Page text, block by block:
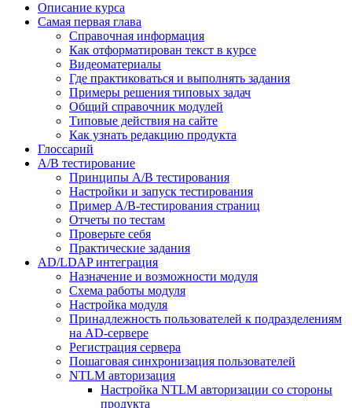
Описание курса
Самая первая глава
Справочная информация
Как отформатирован текст в курсе
Видеоматериалы
Где практиковаться и выполнять задания
Примеры решения типовых задач
Общий справочник модулей
Типовые действия на сайте
Как узнать редакцию продукта
Глоссарий
A/B тестирование
Принципы A/B тестирования
Настройки и запуск тестирования
Пример A/B-тестирования страниц
Отчеты по тестам
Проверьте себя
Практические задания
AD/LDAP интеграция
Назначение и возможности модуля
Схема работы модуля
Настройка модуля
Принадлежность пользователей к подразделениям
на AD-сервере
Регистрация сервера
Пошаговая синхронизация пользователей
NTLM авторизация
Настройка NTLM авторизации со стороны
продукта